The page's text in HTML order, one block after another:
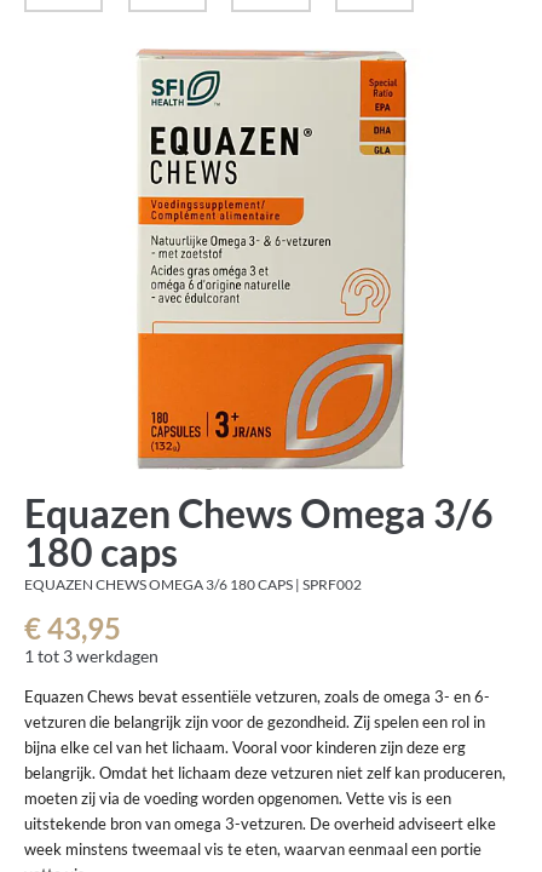
CADEAUBON
Equazen Chews Omega 3/6
180 caps
EQUAZEN CHEWS OMEGA 3/6 180 CAPS | SPRF002
€ 43,95
1 tot 3 werkdagen
Equazen Chews bevat essentiële vetzuren, zoals de omega 3- en 6-
vetzuren die belangrijk zijn voor de gezondheid. Zij spelen een rol in
bijna elke cel van het lichaam. Vooral voor kinderen zijn deze erg
belangrijk. Omdat het lichaam deze vetzuren niet zelf kan produceren,
moeten zij via de voeding worden opgenomen. Vette vis is een
uitstekende bron van omega 3-vetzuren. De overheid adviseert elke
week minstens tweemaal vis te eten, waarvan eenmaal een portie